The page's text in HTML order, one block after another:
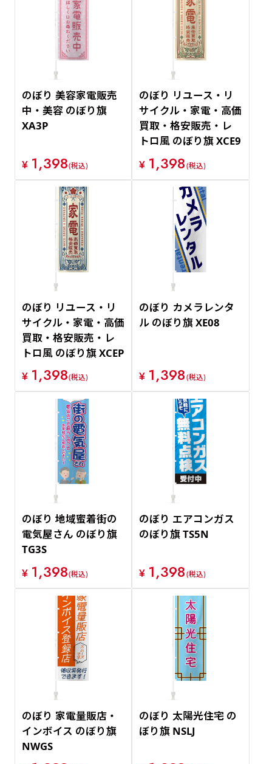
のぼり 美容家電販売
中・美容 のぼり旗
XA3P
¥ 1,398(税込)
のぼり リユース・リ
サイクル・家電・高価
買取・格安販売・レ
トロ風 のぼり旗 XCE9
¥ 1,398(税込)
のぼり リユース・リ
サイクル・家電・高価
買取・格安販売・レ
トロ風 のぼり旗 XCEP
¥ 1,398(税込)
のぼり カメラレンタ
ル のぼり旗 XE08
¥ 1,398(税込)
のぼり 地域蜜着街の
電気屋さん のぼり旗
TG3S
¥ 1,398(税込)
のぼり エアコンガス
のぼり旗 TS5N
¥ 1,398(税込)
のぼり 家電量販店・
インボイス のぼり旗
NWGS
のぼり 太陽光住宅 の
ぼり旗 NSLJ